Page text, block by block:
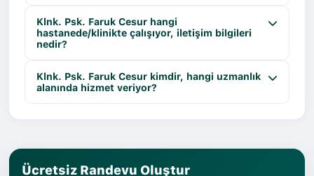
Klnk. Psk. Faruk Cesur hangi
hastanede/klinikte çalışıyor, iletişim bilgileri
nedir?
Klnk. Psk. Faruk Cesur kimdir, hangi uzmanlık
alanında hizmet veriyor?
Ücretsiz Randevu Oluştur